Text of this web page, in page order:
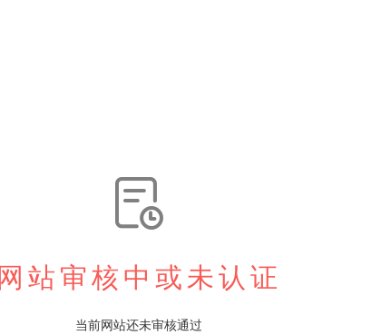

网站审核中或未认证
当前网站还未审核通过